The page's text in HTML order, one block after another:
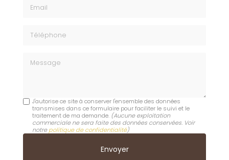
J'autorise ce site à conserver l'ensemble des données
transmises dans ce formulaire pour faciliter le suivi et le
traitement de ma demande. (Aucune exploitation
commerciale ne sera faite des données conservées. Voir
notrepolitique de confidentialité)